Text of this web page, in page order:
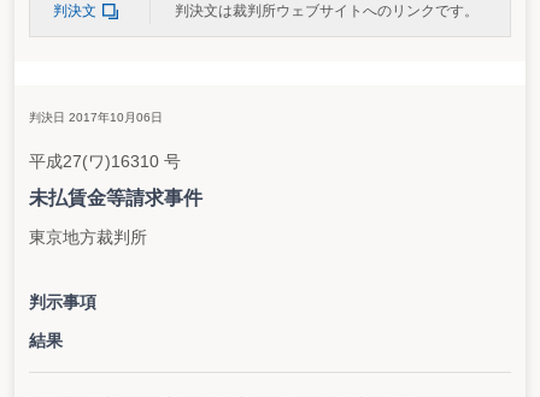
判決文 判決文は裁判所ウェブサイトへのリンクです。
判決日 2017年10月06日
平成27(ワ)16310 号
未払賃金等請求事件
東京地方裁判所
判示事項
結果